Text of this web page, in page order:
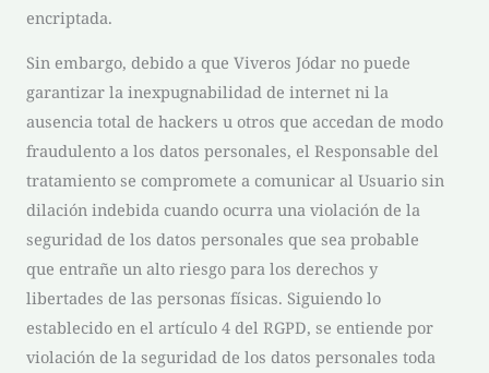
encriptada.
Sin embargo, debido a que Viveros Jódar no puede
garantizar la inexpugnabilidad de internet ni la
ausencia total de hackers u otros que accedan de modo
fraudulento a los datos personales, el Responsable del
tratamiento se compromete a comunicar al Usuario sin
dilación indebida cuando ocurra una violación de la
seguridad de los datos personales que sea probable
que entrañe un alto riesgo para los derechos y
libertades de las personas físicas. Siguiendo lo
establecido en el artículo 4 del RGPD, se entiende por
violación de la seguridad de los datos personales toda